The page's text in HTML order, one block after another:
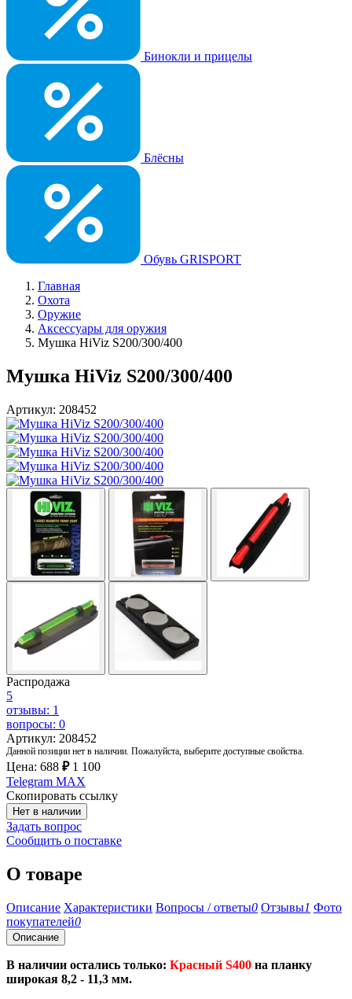
Бинокли и прицелы
Блёсны
Обувь GRISPORT
Главная
Охота
Оружие
Аксессуары для оружия
Мушка HiViz S200/300/400
Мушка HiViz S200/300/400
Артикул: 208452
Распродажа
5
отзывы: 1
вопросы: 0
Артикул: 208452
Данной позиции нет в наличии. Пожалуйста, выберите доступные свойства.
Цена: 688 ₽ 1 100
Telegram MAX
Скопировать ссылку
Нет в наличии
Задать вопрос
Сообщить о поставке
О товаре
Описание Характеристики Вопросы / ответы0 Отзывы1 Фото
покупателей0
Описание
В наличии остались только: Красный S400 на планку
широкая 8,2 - 11,3 мм.